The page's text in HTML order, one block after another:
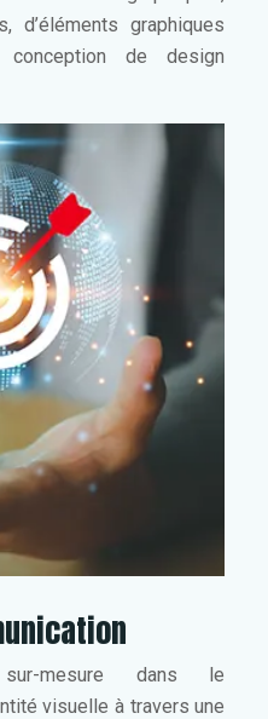
d’éléments graphiques
de design
sur-mesure dans le
visuelle à travers une